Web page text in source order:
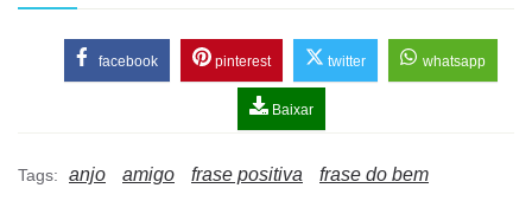
facebook pinterest twitter whatsapp
Baixar
Tags: anjo amigo frase positiva frase do bem